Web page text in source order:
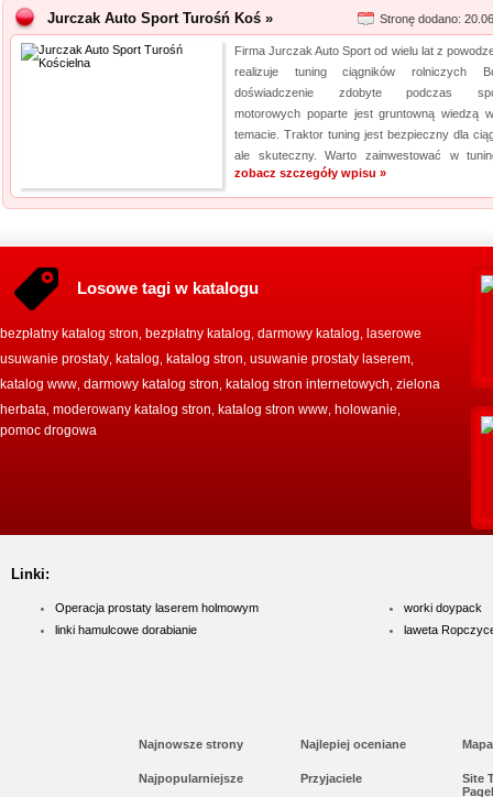
Jurczak Auto Sport Turośń Koś » Stronę dodano:
Firma Jurczak Auto Sport od wielu lat z
realizuje tuning ciągników rolniczych
doświadczenie zdobyte podczas
motorowych poparte jest gruntowną wiedzą
temacie. Traktor tuning jest bezpieczny dla
ale skuteczny. Warto zainwestować w
zobacz szczegóły wpisu »
Losowe tagi w katalogu
bezpłatny katalog stron bezpłatny katalog darmowy katalog
laserowe
usuwanie prostaty katalog katalog stron usuwanie prostaty laserem
katalog www darmowy katalog stron katalog stron internetowych zielona
herbata moderowany katalog stron katalog stron www holowanie
pomoc drogowa
Linki:
Operacja prostaty laserem holmowym
linki hamulcowe dorabianie
worki doypack
laweta
Najnowsze strony Najlepiej oceniane
Najpopularniejsze Przyjaciele
Site